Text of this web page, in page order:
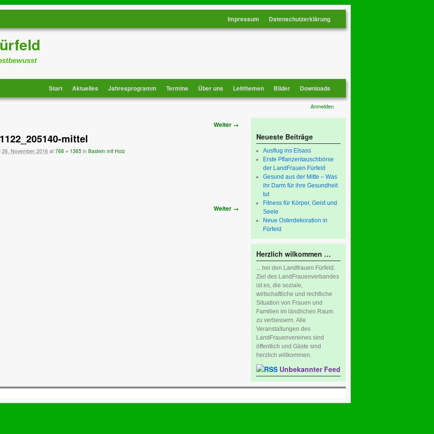
Impressum Datenschutzerklärung
Start Aktuelles Jahresprogramm Termine Über uns Leitthemen Bilder Downloads
Anmelden
Weiter →
mittel
26. November 2016 at 768 × 1365 in Basteln mit Holz
Weiter →
Neueste Beiträge
Ausflug ins Elsass
Erste Pflanzentauschbörse
der LandFrauen Fürfeld
Gesund aus der Mitte – Was
ihr Darm für ihre Gesundheit
tut
Fitness für Körper, Geist und
Seele
Neue Osterdekoration in
Fürfeld
Herzlich wilkommen …
... bei den Landfrauen Fürfeld.
Ziel des LandFrauenverbandes
ist es, die soziale,
wirtschaftliche und rechtliche
Situation von Frauen und
Familien im ländlichen Raum
zu verbessern. Alle
Veranstaltungen des
LandFrauenvereines sind
öffentlich und Gäste sind
herzlich willkommen.
Unbekannter Feed